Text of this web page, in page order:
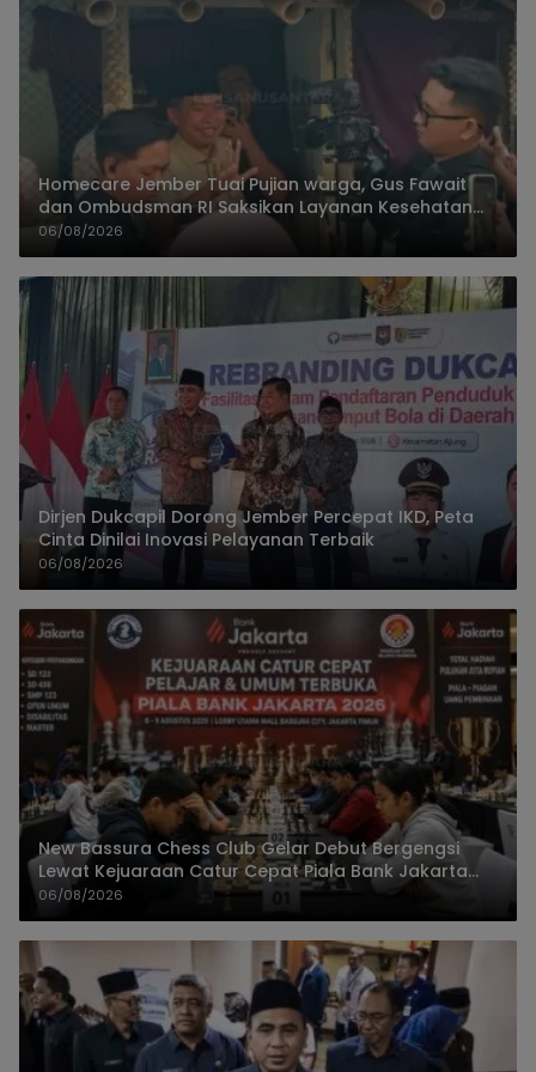
Homecare Jember Tuai Pujian warga, Gus Fawait
dan Ombudsman RI Saksikan Layanan Kesehatan
Rumah Pasien
06/08/2026
Dirjen Dukcapil Dorong Jember Percepat IKD, Peta
Cinta Dinilai Inovasi Pelayanan Terbaik
06/08/2026
New Bassura Chess Club Gelar Debut Bergengsi
Lewat Kejuaraan Catur Cepat Piala Bank Jakarta
2026
06/08/2026